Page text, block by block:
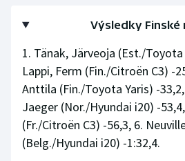
Triatlon
Veslování
Vodní slalom
Volejbal
Výsledky Finské
1. Tänak, Järveoja (Est./Toyota
Lappi, Ferm (Fin./Citroën C3) -
Anttila (Fin./Toyota Yaris) -
Jaeger (Nor./Hyundai i20) -
(Fr./Citroën C3) -56,3, 6.
(Belg./Hyundai i20) -1:32,4.